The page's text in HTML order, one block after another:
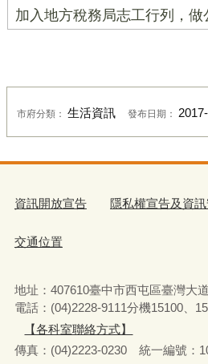
加入地方稅務局志工行列，做
市府分類： 生活資訊 發布日期：
資訊開放宣告 隱私權宣告及資
交通位置
地址：407610臺中市西屯區臺灣大
電話：(04)2228-9111分機15100、
【各科室聯絡方式】
傳真：(04)2223-0230 統一編號 ：